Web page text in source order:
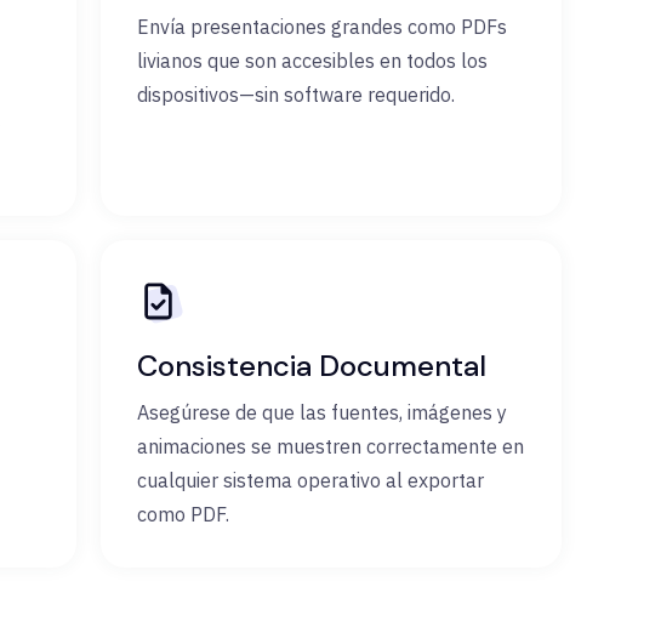
Envía presentaciones grandes como PDFs
livianos que son accesibles en todos los
dispositivos—sin software requerido.
Consistencia Documental
Asegúrese de que las fuentes, imágenes y
animaciones se muestren correctamente en
cualquier sistema operativo al exportar
como PDF.